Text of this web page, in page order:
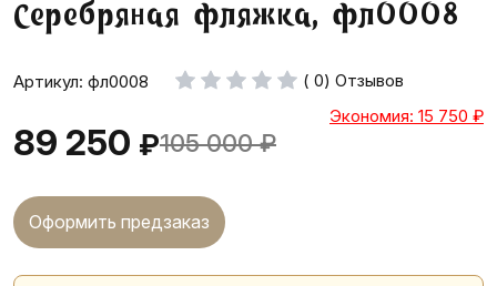
Серебряная фляжка, фл0008
Артикул: фл0008 ( 0) Отзывов
89 250 ₽105 000 ₽
Экономия: 15 750 ₽
Оформить предзаказ